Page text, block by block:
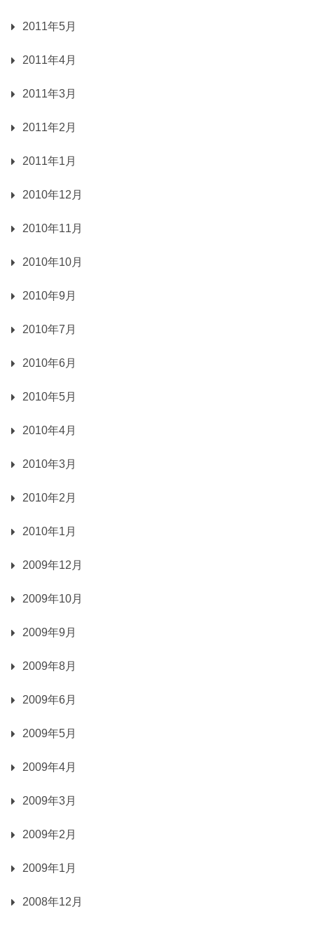
2011年5月
2011年4月
2011年3月
2011年2月
2011年1月
2010年12月
2010年11月
2010年10月
2010年9月
2010年7月
2010年6月
2010年5月
2010年4月
2010年3月
2010年2月
2010年1月
2009年12月
2009年10月
2009年9月
2009年8月
2009年6月
2009年5月
2009年4月
2009年3月
2009年2月
2009年1月
2008年12月